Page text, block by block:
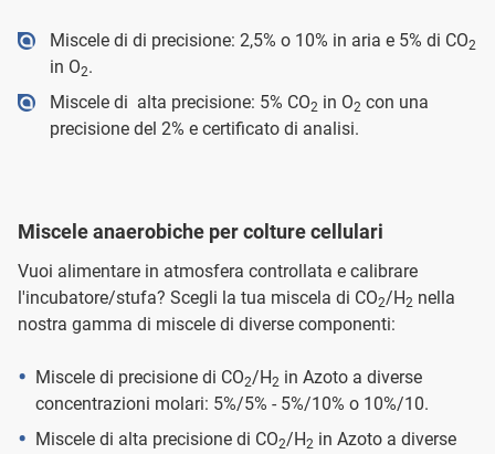
Miscele di di precisione: 2,5% o 10% in aria e 5% di CO2
in O2.
Miscele di alta precisione: 5% CO2 in O2 con una
precisione del 2% e certificato di analisi.
Miscele anaerobiche per colture cellulari
Vuoi alimentare in atmosfera controllata e calibrare
l'incubatore/stufa? Scegli la tua miscela di CO2/H2 nella
nostra gamma di miscele di diverse componenti:
Miscele di precisione di CO2/H2 in Azoto a diverse
concentrazioni molari: 5%/5% - 5%/10% o 10%/10.
Miscele di alta precisione di CO2/H2 in Azoto a diverse